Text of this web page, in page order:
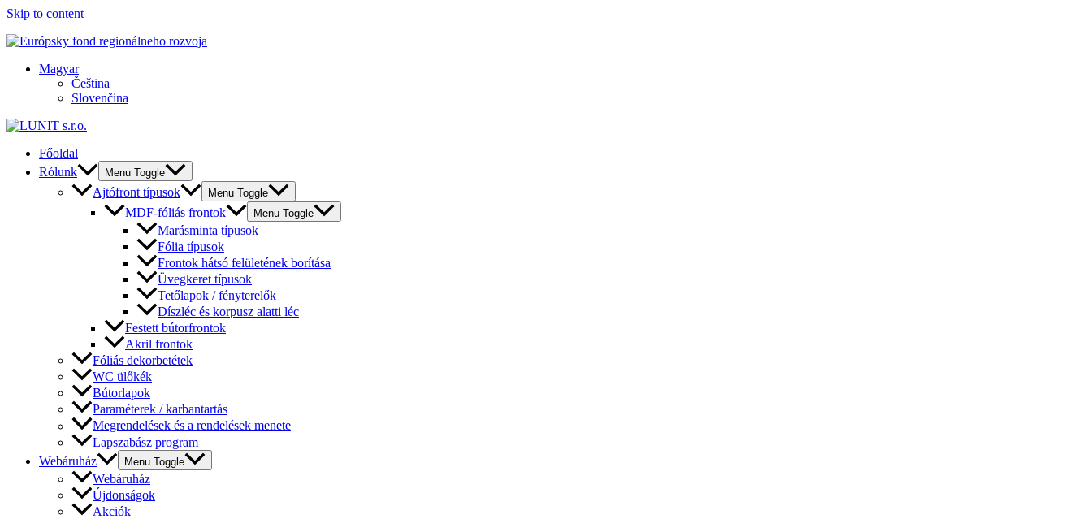
Skip to content
Magyar
Čeština
Slovenčina
Főoldal
Rólunk
Menu Toggle
Ajtófront típusok Menu Toggle
MDF-fóliás frontok Menu Toggle
Marásminta típusok
Fólia típusok
Frontok hátsó felületének borítása
Üvegkeret típusok
Tetőlapok / fényterelők
Díszléc és korpusz alatti léc
Festett bútorfrontok
Akril frontok
Fóliás dekorbetétek
WC ülőkék
Bútorlapok
Paraméterek / karbantartás
Megrendelések és a rendelések menete
Lapszabász program
Webáruház
Menu Toggle
Webáruház
Újdonságok
Akciók